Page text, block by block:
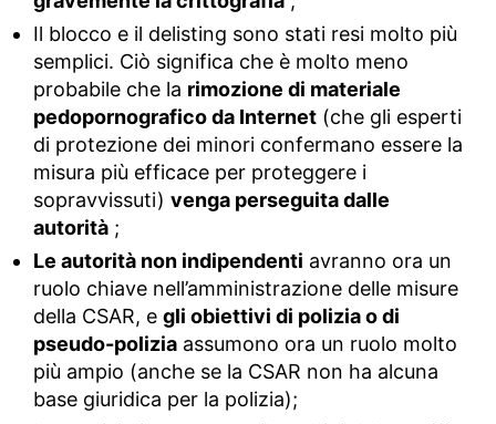
Il blocco e il delisting sono stati resi molto più
semplici. Ciò significa che è molto meno
probabile che la rimozione di materiale
pedopornografico da Internet (che gli esperti
di protezione dei minori confermano essere la
misura più efficace per proteggere i
sopravvissuti) venga perseguita dalle
autorità ;
Le autorità non indipendenti avranno ora un
ruolo chiave nell’amministrazione delle misure
della CSAR, e gli obiettivi di polizia o di
pseudo-polizia assumono ora un ruolo molto
più ampio (anche se la CSAR non ha alcuna
base giuridica per la polizia);